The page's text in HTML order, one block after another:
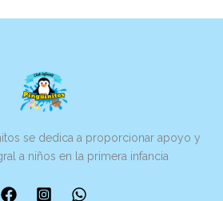
se dedica a proporcionar apoyo y
a niños en la primera infancia